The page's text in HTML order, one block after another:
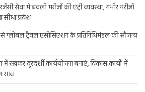
सेवा में बदली मरीजों की एंट्री व्यवस्था, गंभीर मरीजों
प्रवेश
से ग्लोबल ट्रैवल एसोसिएशन के प्रतिनिधिमंडल की सौजन्य
रखकर दूरदर्शी कार्ययोजना बनाएं, विकास कार्यों में
साव